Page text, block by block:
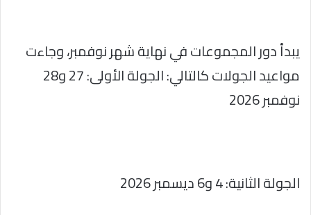
يبدأ دور المجموعات في نهاية شهر نوفمبر، وجاءت
مواعيد الجولات كالتالي: الجولة الأولى: 27 و28
نوفمبر 2026
الجولة الثانية: 4 و6 ديسمبر 2026